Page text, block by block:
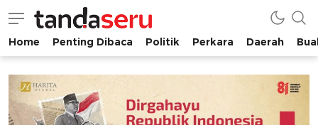
tandaseru.com | Penting Dibaca
tandaseru.com
Home Penting Dibaca Politik Perkara Daerah